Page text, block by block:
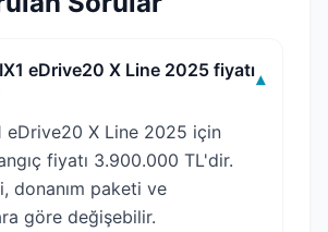
eDrive20 X Line 2025 fiyatı
▾
eDrive20 X Line 2025 için
fiyatı 3.900.000 TL'dir.
donanım paketi ve
göre değişebilir.